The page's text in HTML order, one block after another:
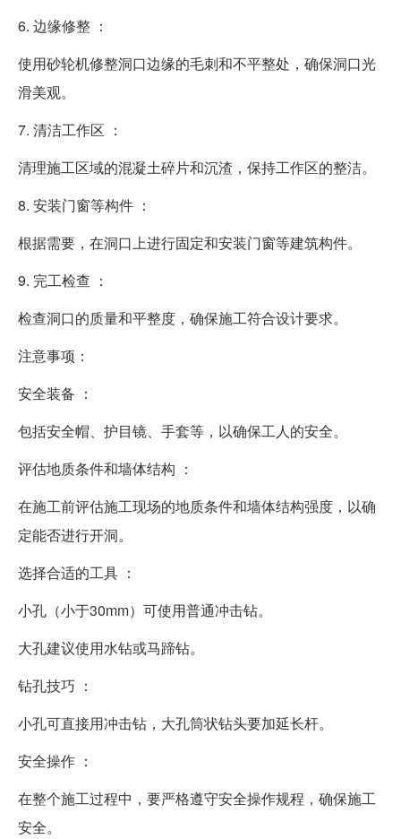
6. 边缘修整 ：
使用砂轮机修整洞口边缘的毛刺和不平整处，确保洞口光
滑美观。
7. 清洁工作区 ：
清理施工区域的混凝土碎片和沉渣，保持工作区的整洁。
8. 安装门窗等构件 ：
根据需要，在洞口上进行固定和安装门窗等建筑构件。
9. 完工检查 ：
检查洞口的质量和平整度，确保施工符合设计要求。
注意事项：
安全装备 ：
包括安全帽、护目镜、手套等，以确保工人的安全。
评估地质条件和墙体结构 ：
在施工前评估施工现场的地质条件和墙体结构强度，以确
定能否进行开洞。
选择合适的工具 ：
小孔（小于30mm）可使用普通冲击钻。
大孔建议使用水钻或马蹄钻。
钻孔技巧 ：
小孔可直接用冲击钻，大孔筒状钻头要加延长杆。
安全操作 ：
在整个施工过程中，要严格遵守安全操作规程，确保施工
安全。